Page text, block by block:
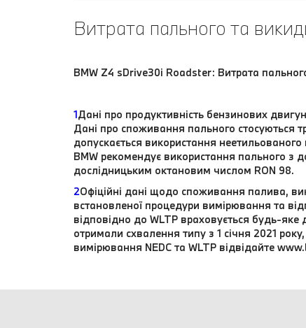
Витрата пального та
BMW Z4 sDrive30i Roadster: Витрата
1Дані про продуктивність бензинових
Дані про споживання пального стосуються
допускається використання
BMW рекомендує використання пального з
дослідницьким октановим числом RON 98.
2Офіційні дані щодо споживання палива,
встановленої процедури вимірювання та
відповідно до WLTP враховується будь-
отримали схвалення типу з 1 січня 2021
вимірювання NEDC та WLTP відвідайте